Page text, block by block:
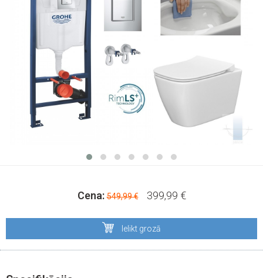
Cena:549,99 € 399,99 €
Ielikt grozā